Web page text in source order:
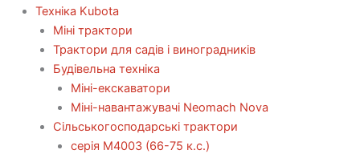
Технiка Kubota
Міні трактори
Трактори для садів і виноградників
Будівельна техніка
Міні-екскаватори
Міні-навантажувачі Neomach Nova
Сільськогосподарські трактори
серія М4003 (66-75 к.с.)